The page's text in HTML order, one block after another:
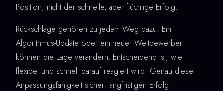
Position, nicht der schnelle, aber flüchtige Erfolg.
Rückschläge gehören zu jedem Weg dazu. Ein
Algorithmus-Update oder ein neuer Wettbewerber
können die Lage verändern. Entscheidend ist, wie
flexibel und schnell darauf reagiert wird. Genau diese
Anpassungsfähigkeit sichert langfristigen Erfolg.